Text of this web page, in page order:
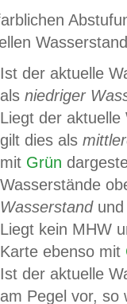
Ist der aktuelle
als niedriger
Liegt der
gilt dies als
mit Grün
Wasserstände
Wasserstandund
Liegt kein MHW
Karte ebenso mit
Ist der aktuelle
am Pegel vor,